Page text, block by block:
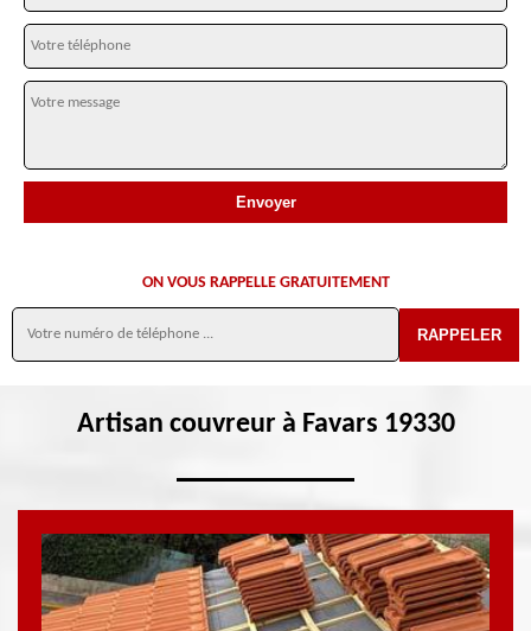
ON VOUS RAPPELLE GRATUITEMENT
Artisan couvreur à Favars 19330